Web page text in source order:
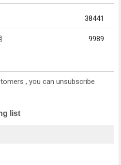
38441
9989
, you can unsubscribe
list